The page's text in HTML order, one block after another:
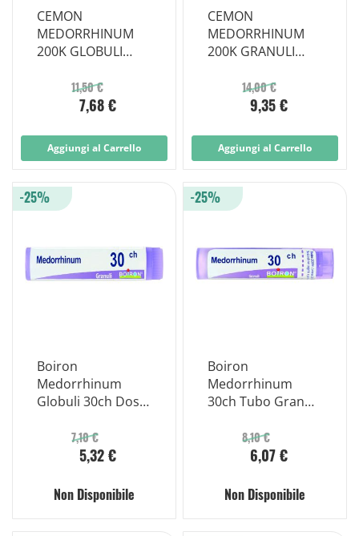
CEMON
MEDORRHINUM
200K GLOBULI
11,50 €
7,68 €
Aggiungi al Carrello
CEMON
MEDORRHINUM
200K GRANULI
14,00 €
9,35 €
Aggiungi al Carrello
Boiron
Medorrhinum
Globuli 30ch Dose
7,10 €
5,32 €
-25%
Non Disponibile
Boiron
Medorrhinum
30ch Tubo Granuli
8,10 €
6,07 €
-25%
Non Disponibile